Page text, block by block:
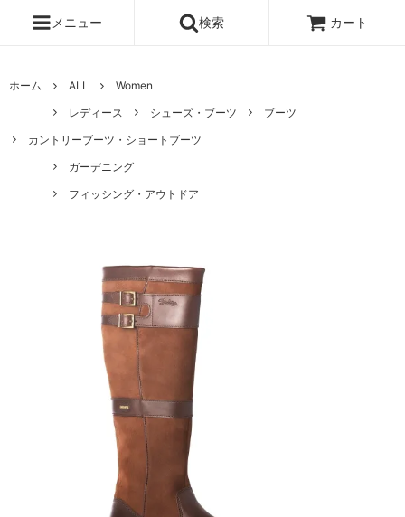
メニュー 検索 カート
ホーム ALL
Women
レディース
シューズ・ブーツ
ブーツ
カントリーブーツ・ショートブーツ
ガーデニング
フィッシング・アウトドア